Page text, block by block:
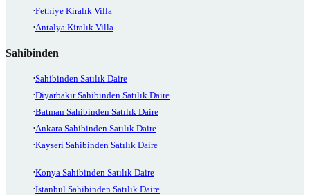
Fethiye Kiralık Villa
Antalya Kiralık Villa
Sahibinden
Sahibinden Satılık Daire
Diyarbakır Sahibinden Satılık Daire
Batman Sahibinden Satılık Daire
Ankara Sahibinden Satılık Daire
Kayseri Sahibinden Satılık Daire
Konya Sahibinden Satılık Daire
İstanbul Sahibinden Satılık Daire